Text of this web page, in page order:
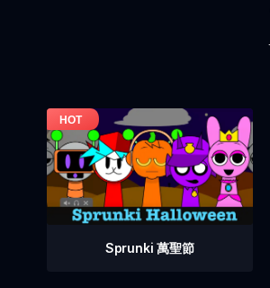
Sprunki 萬聖節